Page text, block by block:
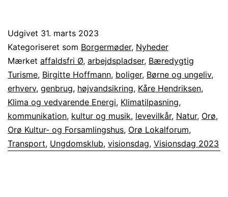
2023
Udgivet 31. marts 2023
Kategoriseret som Borgermøder, Nyheder
Mærket affaldsfri Ø, arbejdspladser, Bæredygtig
Turisme, Birgitte Hoffmann, boliger, Børne og ungeliv,
erhverv, genbrug, højvandsikring, Kåre Hendriksen,
Klima og vedvarende Energi, Klimatilpasning,
kommunikation, kultur og musik, levevilkår, Natur, Orø,
Orø Kultur- og Forsamlingshus, Orø Lokalforum,
Transport, Ungdomsklub, visionsdag, Visionsdag 2023